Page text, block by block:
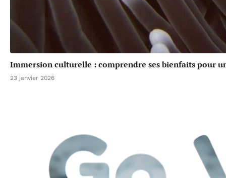
Immersion culturelle : comprendre ses bienfaits pour
23 janvier 2026